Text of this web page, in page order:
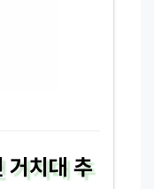
거치대 추